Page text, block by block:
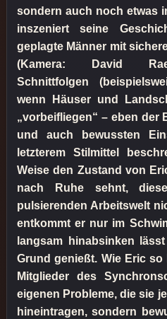
sondern auch noch etwas
inszeniert seine
geplagte Männer mit
(Kamera: David
Schnittfolgen
wenn Häuser und
„vorbeifliegen“ – eben der
und auch bewussten
letzterem Stilmittel
Weise den Zustand von
nach Ruhe sehnt,
pulsierenden Arbeitswelt
entkommt er nur im
langsam hinabsinken
Grund genießt. Wie Eric
Mitglieder des
eigenen Probleme, die sie
hineintragen, sondern